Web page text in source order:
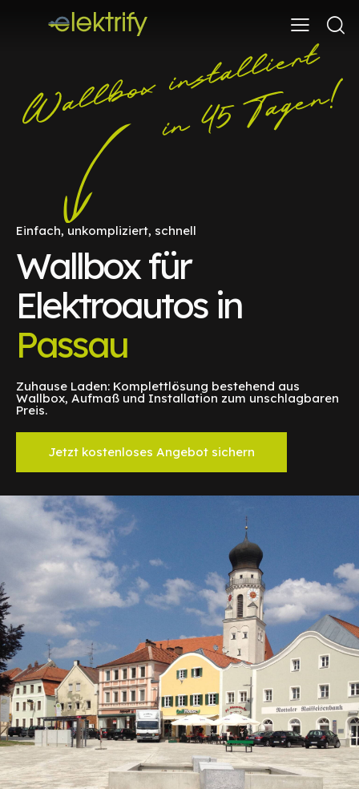
Einfach, unkompliziert, schnell
Wallbox für
Elektroautos in
Passau
Zuhause Laden: Komplettlösung bestehend aus
Wallbox, Aufmaß und Installation zum unschlagbaren
Preis.
Jetzt kostenloses Angebot sichern